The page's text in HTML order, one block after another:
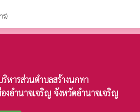
ร)
ริหารส่วนตำบลสร้างนกทา
องอำนาจเจริญ จังหวัดอำนาจเจริญ